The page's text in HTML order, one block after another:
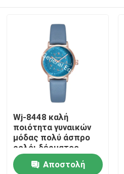
Wj-8448 καλή
ποιότητα γυναικών
μόδας πολύ άσπρο
ρολόι δέρματος
γυναικών ζωνών
χρωμάτωνΑποστολή